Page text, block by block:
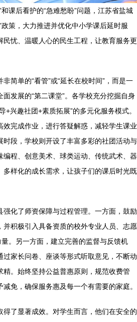
课后看护的“急难愁盼”问题，江苏省盐城
策，大力推进并优化中小学课后延时服
忧、温暖人心的民生工程，让教育服务更
简单的“看管”或“延长在校时间”，而是一
发展的“第二课堂”。各学校充分挖掘自身
+兴趣社团+素质拓展”的多元化服务模式。
完成作业，进行答疑解惑，减轻学生课业
时段，学校则开设了丰富多彩的社团活动与
程、创意美术、球类运动、传统武术、器
多样化的成长需求，让孩子们的课后时光既
强化了师资保障与过程管理。一方面，鼓励
并积极引入具备资质的校外专业人员、志愿
。另一方面，建立完善的监督与反馈机
家长问卷、座谈等形式听取意见，不断动
精。始终坚持公益普惠原则，规范收费管
免，确保服务惠及每一个有需要的家庭。
得了显著成效。对学生而言，他们在安全的